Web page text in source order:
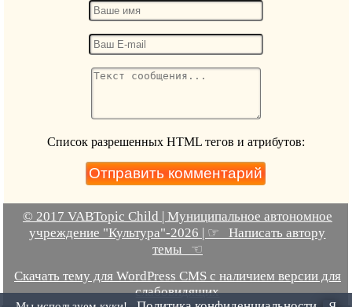
Список разрешенных HTML тегов и атрибутов:
© 2017 VABTopic Child | Муниципальное автономное
учреждение "Культура"-2026 | ☞ Написать автору
темы ☜
Скачать тему для WordPress CMS с наличием версии для
слабовидящих